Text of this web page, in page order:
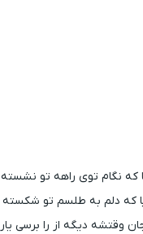
که نگام توی راهه تو نشسته
که دلم به طلسم تو شکسته
وقتشه دیگه از را برسی یار